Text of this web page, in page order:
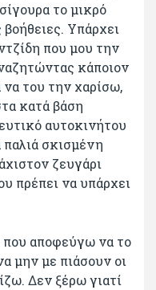
το μικρό
Υπάρχει
που μου την
κάποιον
να του την χαρίσω,
κατά βάση
αυτοκινήτου
παλιά σκισμένη
ζευγάρι
πρέπει να υπάρχει
που αποφεύγω να το
μην με πιάσουν οι
Δεν ξέρω γιατί